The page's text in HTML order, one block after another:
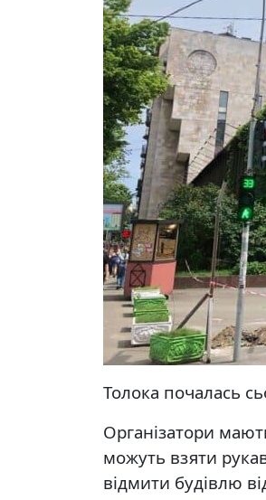
Толока почалась
Організатори
можуть взяти
відмити будівлю